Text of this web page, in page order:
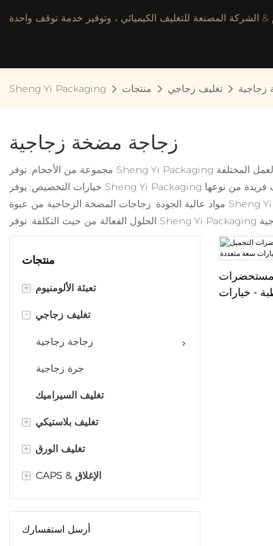
Sheng Yi Packaging منتجات تغليف زجاجي زجاجية
زجاجة مضخة زجاجية
منتجات
+ تعبئة الألومنيوم
زجاجة الألومنيوم
القصدير الألمنيوم
يمكن للهباء الجوي
- تغليف زجاجي
زجاجة زجاجية
جرة زجاجية
تغليف السيراميك
+ تغليف بلاستيكي
زجاجة مضخة بلاستيكية
زجاجة رذاذ البلاستيك
أنبوب الضغط
جرة الأكريليك
+ تغليف الورق
حاوية أنبوب الورق
مربع مستحضرات التجميل
صندوق الهدايا الورقية
+ CAPS & الإغلاق
رذاذ الضباب غرامة
رشاشات الزناد
أرسل استفسارك
مستحضرات
- خيارات